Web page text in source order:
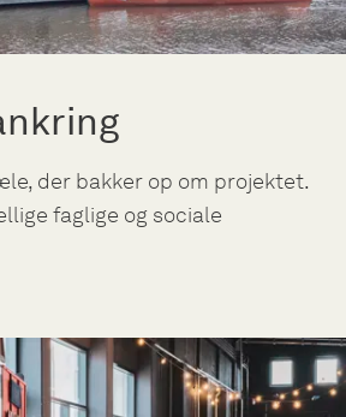
der bakker op om projektet.
faglige og sociale